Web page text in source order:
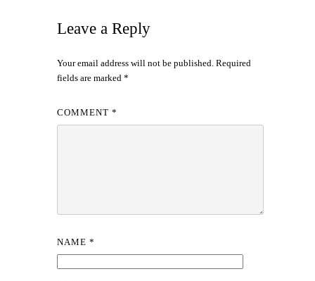
Leave a Reply
Your email address will not be published. Required
fields are marked*
COMMENT*
NAME*